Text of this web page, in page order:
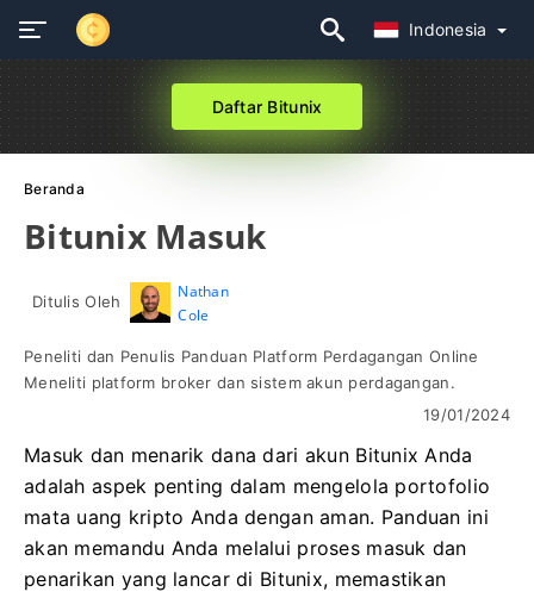
Indonesia
Daftar Bitunix
Beranda
Bitunix Masuk
Ditulis Oleh
Nathan
Cole
Peneliti dan Penulis Panduan Platform Perdagangan Online
Meneliti platform broker dan sistem akun perdagangan.
19/01/2024
Masuk dan menarik dana dari akun Bitunix Anda
adalah aspek penting dalam mengelola portofolio
mata uang kripto Anda dengan aman. Panduan ini
akan memandu Anda melalui proses masuk dan
penarikan yang lancar di Bitunix, memastikan